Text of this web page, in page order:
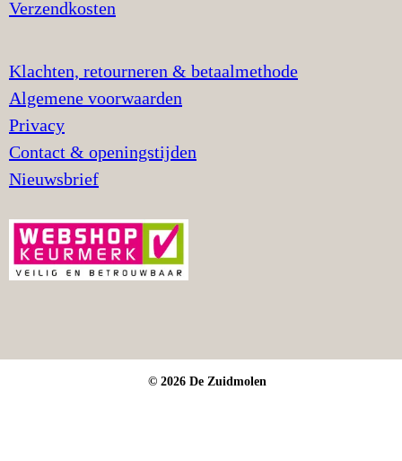
Verzendkosten
Klachten, retourneren & betaalmethode
Algemene voorwaarden
Privacy
Contact & openingstijden
Nieuwsbrief
© 2026 De Zuidmolen